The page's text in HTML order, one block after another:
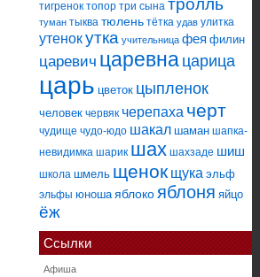
тигренок топор три сына тролль
туман тыква тюлень тётка удав улитка
утенокутка учительница фея филин
царевич царевна царица
царь цветок цыпленок
человек червяк черепаха черт
чудище чудо-юдо шакал шаман шапка-
невидимка шарик шах шахзаде шиш
школа шмель щенок щука эльф
эльфы юноша яблоко яблоня яйцо
ёж
Ссылки
Афиша